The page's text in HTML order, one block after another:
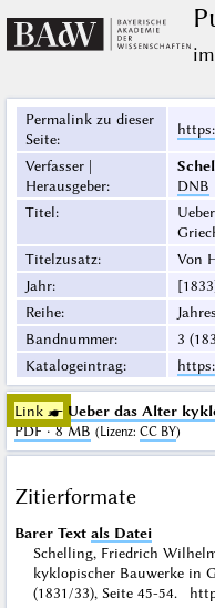
Permalink zu dieser
Seite:
Verfasser |
Herausgeber:
DNB
Titel:
Titelzusatz:
Von
Jahr:
Reihe:
Bandnummer:
3
Katalogeintrag:
Link ☛ Ueber das Alter
PDF · 8 MB (Lizenz: CC BY)
Zitierformate
Barer Text als Datei
Schelling, Friedrich
kyklopischer Bauwerke in
(1831/33), Seite 45-54.